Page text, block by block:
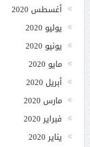
أغسطس 2020
يوليو 2020
يونيو 2020
مايو 2020
أبريل 2020
مارس 2020
فبراير 2020
يناير 2020